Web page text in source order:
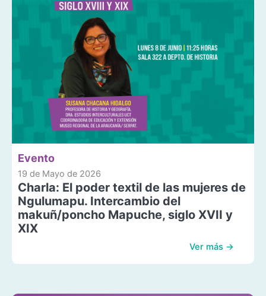
Evento
19 de Mayo de 2026
Charla: El poder textil de las mujeres de
Ngulumapu. Intercambio del
makuñ/poncho Mapuche, siglo XVII y
XIX
Ver más →